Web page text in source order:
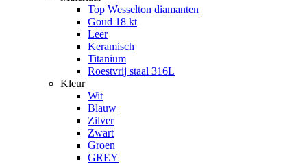
Top Wesselton diamanten
Goud 18 kt
Leer
Keramisch
Titanium
Roestvrij staal 316L
Kleur
Wit
Blauw
Zilver
Zwart
Groen
GREY